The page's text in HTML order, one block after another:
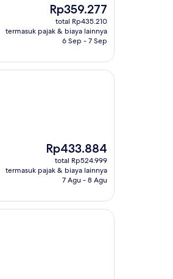
Harga
sekarang
Rp359.277
Rp359.277
total Rp435.210
termasuk pajak & biaya lainnya
6 Sep - 7 Sep
Harga
sekarang
Rp433.884
Rp433.884
total Rp524.999
termasuk pajak & biaya lainnya
7 Agu - 8 Agu